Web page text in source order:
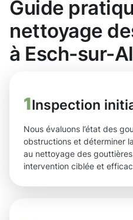
Guide
nettoyage
à Esch-sur-
1Inspection
Nous évaluons l’état des
obstructions et déterminer
au nettoyage des
intervention ciblée et